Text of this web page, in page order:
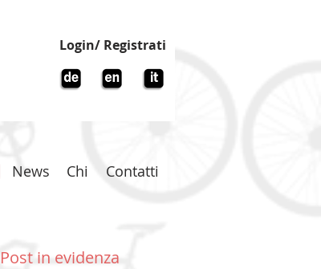
Login/ Registrati
News Chi Contatti
Post in evidenza